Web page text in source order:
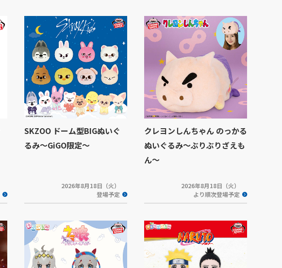
SKZOO ドーム型BIGぬいぐ
るみ～GiGO限定～
2026年8月18日（火）
登場予定
クレヨンしんちゃん のっかる
ぬいぐるみ～ぶりぶりざえも
ん～
2026年8月18日（火）
より順次登場予定